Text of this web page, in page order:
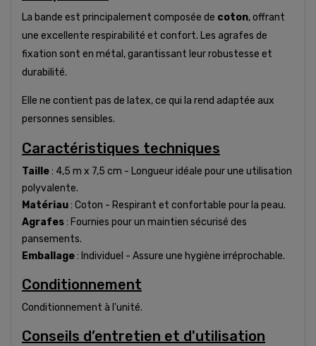
La bande est principalement composée de coton, offrant
une excellente respirabilité et confort. Les agrafes de
fixation sont en métal, garantissant leur robustesse et
durabilité.
Elle ne contient pas de latex, ce qui la rend adaptée aux
personnes sensibles.
Caractéristiques techniques
Taille: 4,5 m x 7,5 cm - Longueur idéale pour une utilisation
polyvalente.
Matériau: Coton - Respirant et confortable pour la peau.
Agrafes: Fournies pour un maintien sécurisé des
pansements.
Emballage: Individuel - Assure une hygiène irréprochable.
Conditionnement
Conditionnement à l'unité.
Conseils d’entretien et d'utilisation